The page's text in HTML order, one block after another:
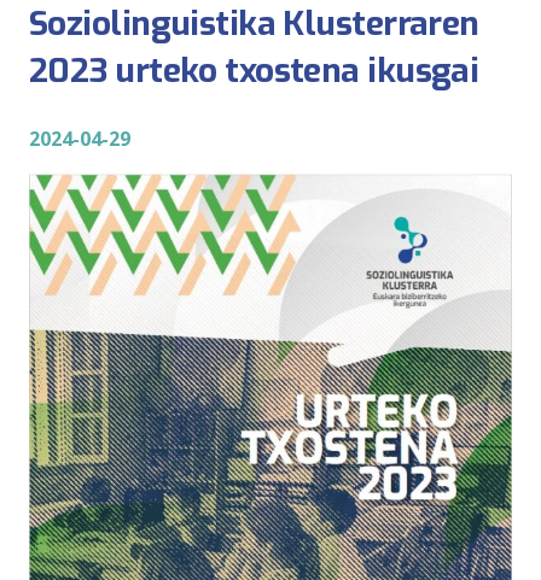
Soziolinguistika Klusterraren
2023 urteko txostena ikusgai
2024-04-29